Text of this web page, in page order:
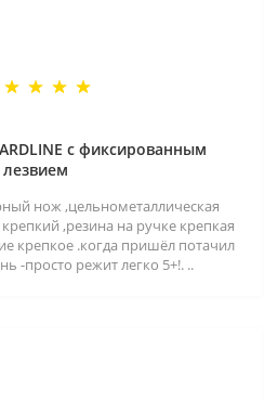
с фиксированным
лезвием
нож ,цельнометаллическая
,резина на ручке крепкая
крепкое .когда пришёл потачил
-просто режит легко 5+!. ..